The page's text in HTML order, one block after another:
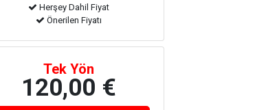
Herşey Dahil Fiyat
Önerilen Fiyatı
Tek Yön
120,00 €